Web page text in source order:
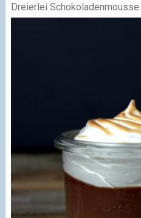
Dreierlei Schokoladenmousse